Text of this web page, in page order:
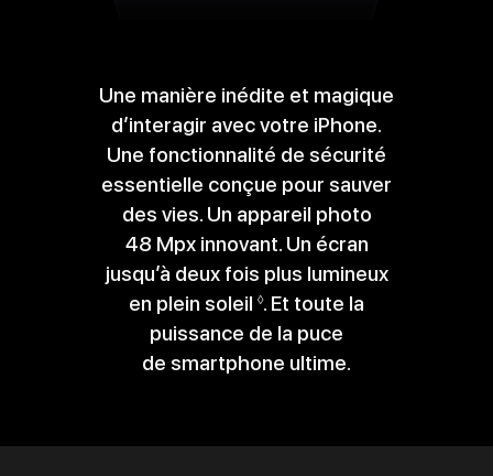
Une manière inédite et magique
d’interagir avec votre iPhone.
Une fonctionnalité de sécurité
essentielle conçue pour sauver
des vies. Un appareil photo
48 Mpx innovant. Un écran
jusqu’à deux fois plus lumineux
en plein soleil ◊Renvoi
aux
mentions
. Et toute la
puissance de la puce
de smartphone ultime.